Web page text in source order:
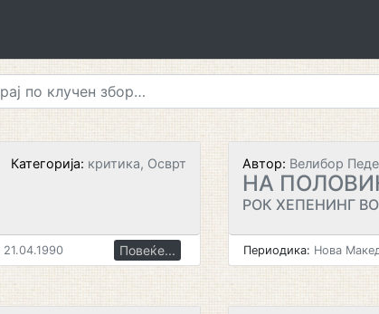
Категорија: критика, Осврт
21.04.1990 Повеќе...
Автор: Велибор
НА
РОК ХЕПЕНИНГ
Периодика: Нова